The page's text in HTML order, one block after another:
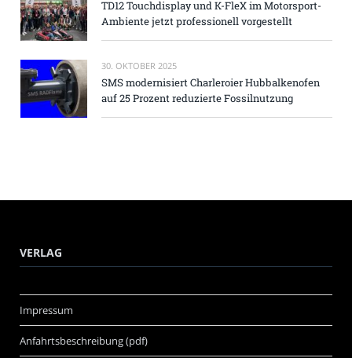
TD12 Touchdisplay und K-FleX im Motorsport-
Ambiente jetzt professionell vorgestellt
30. OKTOBER 2025
SMS modernisiert Charleroier Hubbalkenofen
auf 25 Prozent reduzierte Fossilnutzung
VERLAG
Impressum
Anfahrtsbeschreibung (pdf)